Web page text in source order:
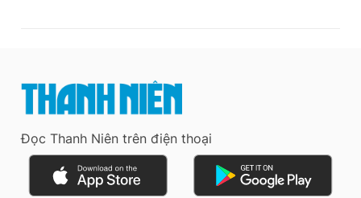
Đọc Thanh Niên trên điện thoại